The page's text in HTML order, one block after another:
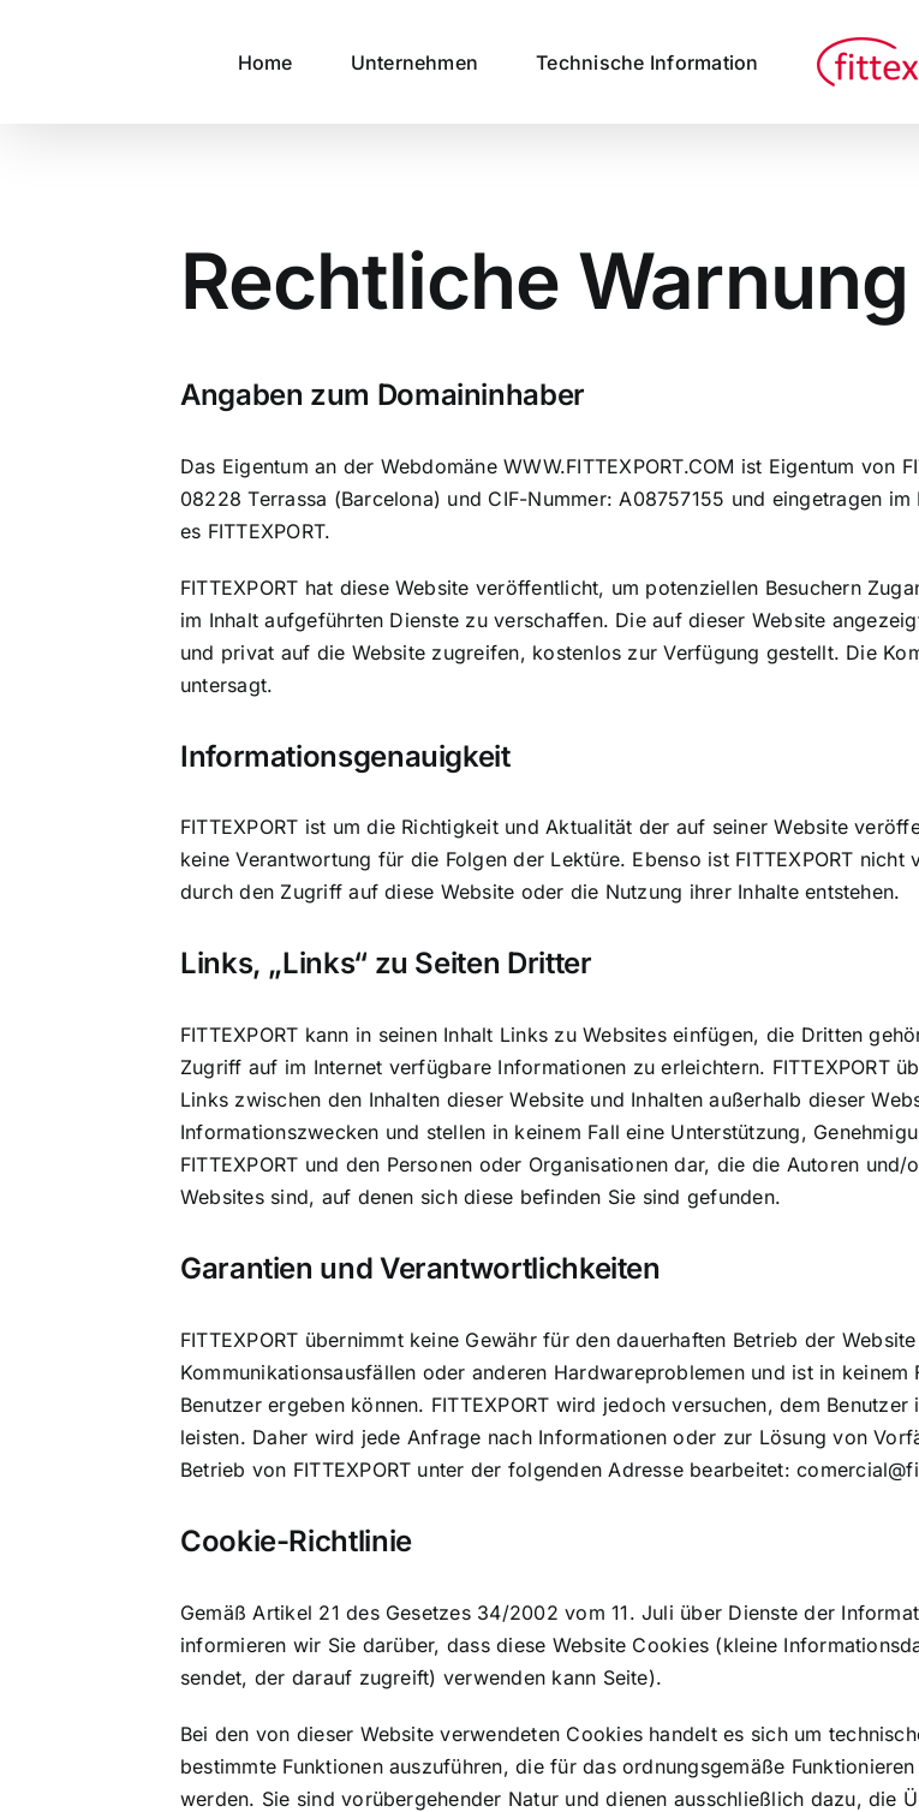
Home Unternehmen Technische Information
Rechtliche Warnung
Angaben zum Domaininhaber
Das Eigentum an der Webdomäne WWW.FITTEXPORT.COM ist Eigentum von
08228 Terrassa (Barcelona) und CIF-Nummer: A08757155 und eingetragen
es FITTEXPORT.
FITTEXPORT hat diese Website veröffentlicht, um potenziellen Besuchern
im Inhalt aufgeführten Dienste zu verschaffen. Die auf dieser Website
und privat auf die Website zugreifen, kostenlos zur Verfügung gestellt. Die
untersagt.
Informationsgenauigkeit
FITTEXPORT ist um die Richtigkeit und Aktualität der auf seiner Website
keine Verantwortung für die Folgen der Lektüre. Ebenso ist FITTEXPORT
durch den Zugriff auf diese Website oder die Nutzung ihrer Inhalte entstehen.
Links, „Links“ zu Seiten Dritter
FITTEXPORT kann in seinen Inhalt Links zu Websites einfügen, die Dritten
Zugriff auf im Internet verfügbare Informationen zu erleichtern. FITTEXPORT
Links zwischen den Inhalten dieser Website und Inhalten außerhalb dieser
Informationszwecken und stellen in keinem Fall eine Unterstützung,
FITTEXPORT und den Personen oder Organisationen dar, die die Autoren
Websites sind, auf denen sich diese befinden Sie sind gefunden.
Garantien und Verantwortlichkeiten
FITTEXPORT übernimmt keine Gewähr für den dauerhaften Betrieb der
Kommunikationsausfällen oder anderen Hardwareproblemen und ist in
Benutzer ergeben können. FITTEXPORT wird jedoch versuchen, dem
leisten. Daher wird jede Anfrage nach Informationen oder zur Lösung von
Betrieb von FITTEXPORT unter der folgenden Adresse bearbeitet:
Cookie-Richtlinie
Gemäß Artikel 21 des Gesetzes 34/2002 vom 11. Juli über Dienste der
informieren wir Sie darüber, dass diese Website Cookies (kleine
sendet, der darauf zugreift) verwenden kann Seite).
Bei den von dieser Website verwendeten Cookies handelt es sich um
bestimmte Funktionen auszuführen, die für das ordnungsgemäße
werden. Sie sind vorübergehender Natur und dienen ausschließlich dazu, die